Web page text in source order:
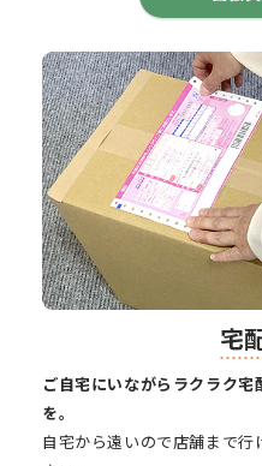
宅
ご自宅にいながらラクラク
を。
自宅から遠いので店舗まで